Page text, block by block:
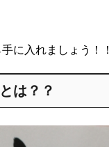
に入れましょう！！
は？？